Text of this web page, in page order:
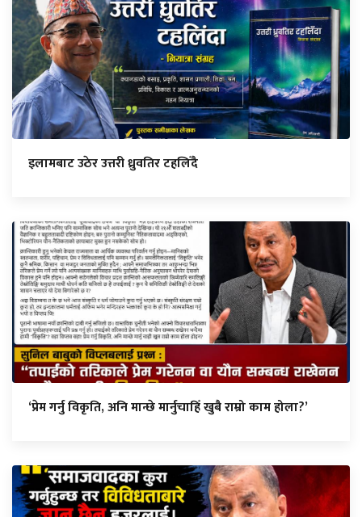
इलामबाट उठेर उत्तरी ध्रुवतिर टहलिँदै
‘प्रेम गर्नु विकृति, अनि मान्छे मार्नुचाहिँ खुबै राम्रो काम होला?’